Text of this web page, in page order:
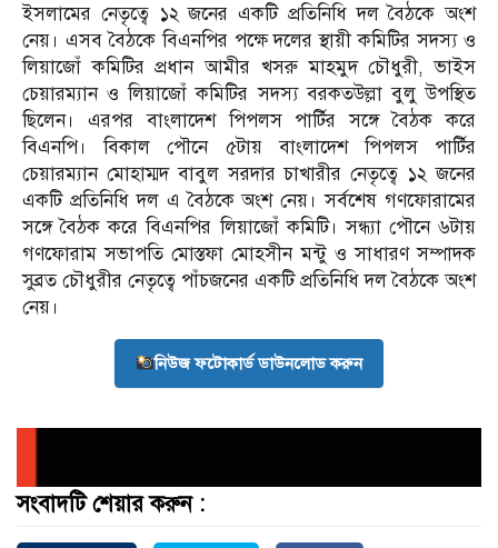
ইসলামের নেতৃত্বে ১২ জনের একটি প্রতিনিধি দল বৈঠকে অংশ
নেয়। এসব বৈঠকে বিএনপির পক্ষে দলের স্থায়ী কমিটির সদস্য ও
লিয়াজোঁ কমিটির প্রধান আমীর খসরু মাহমুদ চৌধুরী, ভাইস
চেয়ারম্যান ও লিয়াজোঁ কমিটির সদস্য বরকতউল্লা বুলু উপস্থিত
ছিলেন। এরপর বাংলাদেশ পিপলস পার্টির সঙ্গে বৈঠক করে
বিএনপি। বিকাল পৌনে ৫টায় বাংলাদেশ পিপলস পার্টির
চেয়ারম্যান মোহাম্মদ বাবুল সরদার চাখারীর নেতৃত্বে ১২ জনের
একটি প্রতিনিধি দল এ বৈঠকে অংশ নেয়। সর্বশেষ গণফোরামের
সঙ্গে বৈঠক করে বিএনপির লিয়াজোঁ কমিটি। সন্ধ্যা পৌনে ৬টায়
গণফোরাম সভাপতি মোস্তফা মোহসীন মন্টু ও সাধারণ সম্পাদক
সুব্রত চৌধুরীর নেতৃত্বে পাঁচজনের একটি প্রতিনিধি দল বৈঠকে অংশ
নেয়।
নিউজ ফটোকার্ড ডাউনলোড করুন
সংবাদটি শেয়ার করুন :